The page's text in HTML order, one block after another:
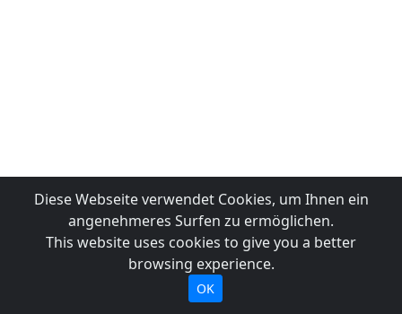
Diese Webseite verwendet Cookies, um Ihnen ein
angenehmeres Surfen zu ermöglichen.
This website uses cookies to give you a better
browsing experience.
OK